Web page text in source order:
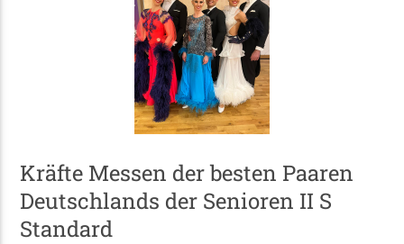
Kräfte Messen der besten Paaren
Deutschlands der Senioren II S
Standard